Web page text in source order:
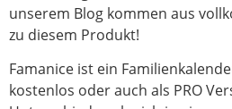
unserem Blog kommen aus
zu diesem Produkt!
Famanice ist ein
kostenlos oder auch als PRO